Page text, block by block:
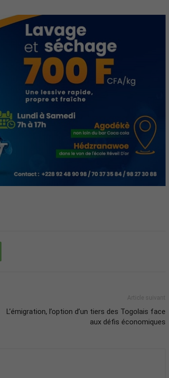
Article suivant
L’émigration, l’option d’un tiers des Togolais face
aux défis économiques